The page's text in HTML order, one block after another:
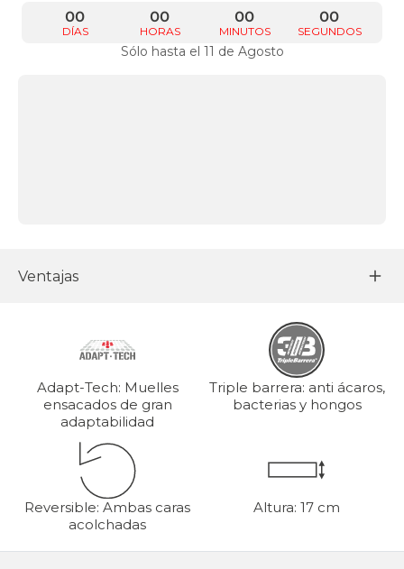
DÍAS
00
HORAS
00
MINUTOS
00
SEGUNDOS
00
Sólo hasta el 11 de Agosto
Ventajas
Adapt-Tech: Muelles
ensacados de gran
adaptabilidad
Triple barrera: anti ácaros,
bacterias y hongos
Reversible: Ambas caras
acolchadas
Altura: 17 cm